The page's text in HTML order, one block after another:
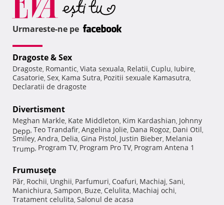
Urmareste-ne pe
Dragoste & Sex
Dragoste, Romantic, Viata sexuala, Relatii, Cuplu, Iubire,
Casatorie, Sex, Kama Sutra, Pozitii sexuale Kamasutra,
Declaratii de dragoste
Divertisment
Meghan Markle, Kate Middleton, Kim Kardashian, Johnny
Depp, Teo Trandafir, Angelina Jolie, Dana Rogoz, Dani Otil,
Smiley, Andra, Delia, Gina Pistol, Justin Bieber, Melania
Trump, Program TV, Program Pro TV, Program Antena 1
Frumuseţe
Păr, Rochii, Unghii, Parfumuri, Coafuri, Machiaj, Sani,
Manichiura, Sampon, Buze, Celulita, Machiaj ochi,
Tratament celulita, Salonul de acasa